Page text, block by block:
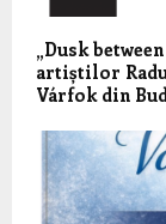
„Dusk
artiștilor
Várfok din